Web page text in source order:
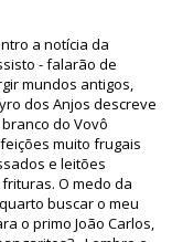
a notícia da
- falarão de
mundos antigos,
dos Anjos descreve
do Vovô
muito frugais
e leitões
O medo da
buscar o meu
o primo João Carlos,